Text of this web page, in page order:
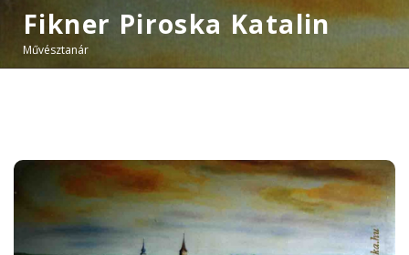
Fikner Piroska Katalin
Művésztanár